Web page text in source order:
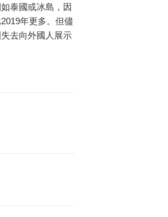
泰國或冰島，因
年更多。但儘
去向外國人展示